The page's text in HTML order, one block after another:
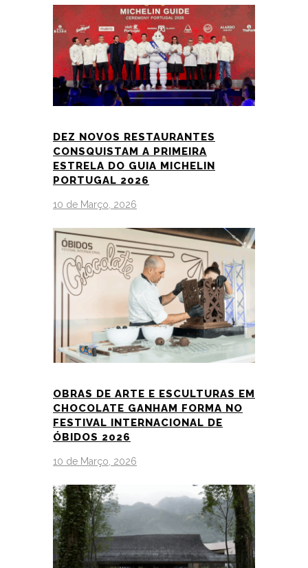
DEZ NOVOS RESTAURANTES
CONSQUISTAM A PRIMEIRA
ESTRELA DO GUIA MICHELIN
PORTUGAL 2026
10 de Março, 2026
OBRAS DE ARTE E ESCULTURAS EM
CHOCOLATE GANHAM FORMA NO
FESTIVAL INTERNACIONAL DE
ÓBIDOS 2026
10 de Março, 2026